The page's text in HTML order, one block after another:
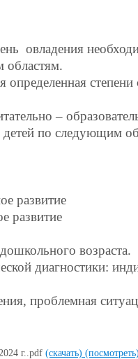
овладения
областям.
определенная
–
детей по следующим
развитие
развитие
возраста.
диагностики:
проблемная
г..pdf (скачать) (посмотреть)